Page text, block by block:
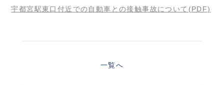
宇都宮駅東口付近での自動車との接触事故について(PDF)
一覧へ